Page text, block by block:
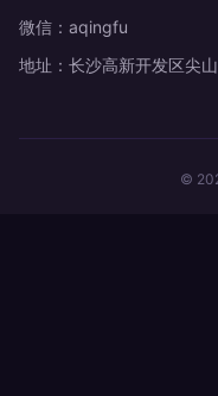
微信：aqingfu
地址：长沙高新开发区尖
©